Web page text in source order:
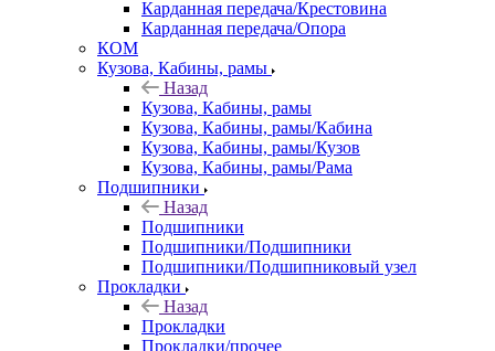
Карданная передача/Крестовина
Карданная передача/Опора
КОМ
Кузова, Кабины, рамы
Назад
Кузова, Кабины, рамы
Кузова, Кабины, рамы/Кабина
Кузова, Кабины, рамы/Кузов
Кузова, Кабины, рамы/Рама
Подшипники
Назад
Подшипники
Подшипники/Подшипники
Подшипники/Подшипниковый узел
Прокладки
Назад
Прокладки
Прокладки/прочее